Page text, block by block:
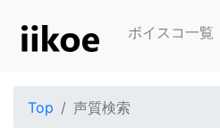
ボイスコ一覧
Top 声質検索